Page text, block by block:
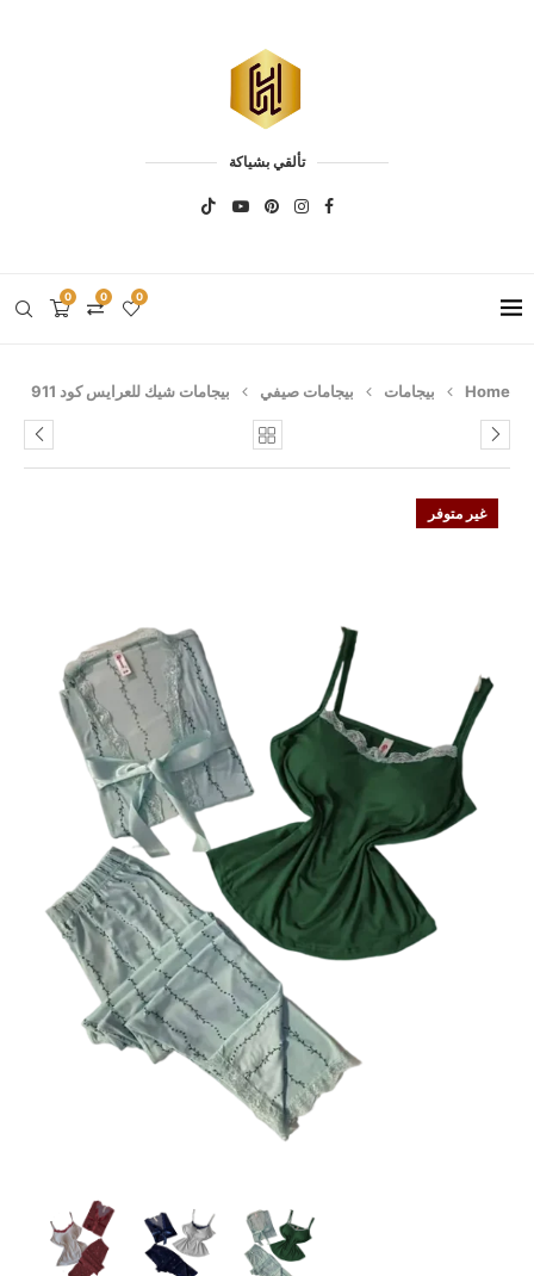
تألقي بشياكة
0 0 0
Home بيجامات بيجامات صيفي بيجامات شيك للعرايس كود 911
غير متوفر